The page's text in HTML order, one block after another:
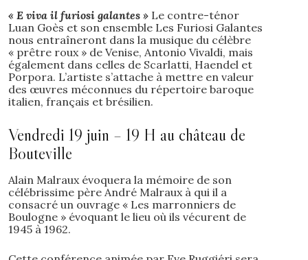
« E viva il furiosi galantes » Le contre-ténor
Luan Goès et son ensemble Les Furiosi Galantes
nous entraîneront dans la musique du célèbre
« prêtre roux » de Venise, Antonio Vivaldi, mais
également dans celles de Scarlatti, Haendel et
Porpora. L’artiste s’attache à mettre en valeur
des œuvres méconnues du répertoire baroque
italien, français et brésilien.
Vendredi 19 juin – 19 H au château de
Bouteville
Alain Malraux évoquera la mémoire de son
célébrissime père André Malraux à qui il a
consacré un ouvrage « Les marronniers de
Boulogne » évoquant le lieu où ils vécurent de
1945 à 1962.